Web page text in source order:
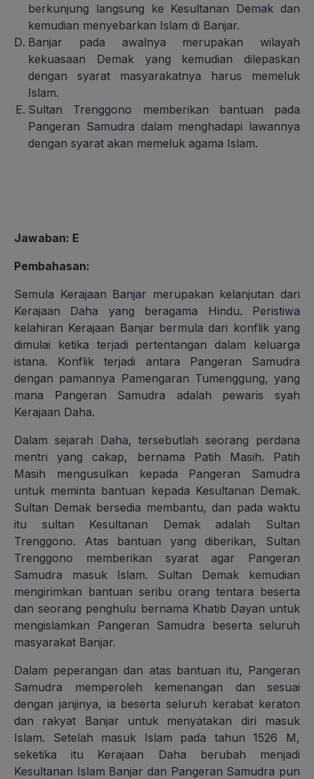
berkunjung langsung ke Kesultanan Demak dan
kemudian menyebarkan Islam di Banjar.
Banjar pada awalnya merupakan wilayah
kekuasaan Demak yang kemudian dilepaskan
dengan syarat masyarakatnya harus memeluk
Islam.
Sultan Trenggono memberikan bantuan pada
Pangeran Samudra dalam menghadapi lawannya
dengan syarat akan memeluk agama Islam.
Jawaban: E
Pembahasan:
Semula Kerajaan Banjar merupakan kelanjutan dari
Kerajaan Daha yang beragama Hindu. Peristiwa
kelahiran Kerajaan Banjar bermula dari konflik yang
dimulai ketika terjadi pertentangan dalam keluarga
istana. Konflik terjadi antara Pangeran Samudra
dengan pamannya Pamengaran Tumenggung, yang
mana Pangeran Samudra adalah pewaris syah
Kerajaan Daha.
Dalam sejarah Daha, tersebutlah seorang perdana
mentri yang cakap, bernama Patih Masih. Patih
Masih mengusulkan kepada Pangeran Samudra
untuk meminta bantuan kepada Kesultanan Demak.
Sultan Demak bersedia membantu, dan pada waktu
itu sultan Kesultanan Demak adalah Sultan
Trenggono. Atas bantuan yang diberikan, Sultan
Trenggono memberikan syarat agar Pangeran
Samudra masuk Islam. Sultan Demak kemudian
mengirimkan bantuan seribu orang tentara beserta
dan seorang penghulu bernama Khatib Dayan untuk
mengislamkan Pangeran Samudra beserta seluruh
masyarakat Banjar.
Dalam peperangan dan atas bantuan itu, Pangeran
Samudra memperoleh kemenangan dan sesuai
dengan janjinya, ia beserta seluruh kerabat keraton
dan rakyat Banjar untuk menyatakan diri masuk
Islam. Setelah masuk Islam pada tahun 1526 M,
seketika itu Kerajaan Daha berubah menjadi
Kesultanan Islam Banjar dan Pangeran Samudra pun